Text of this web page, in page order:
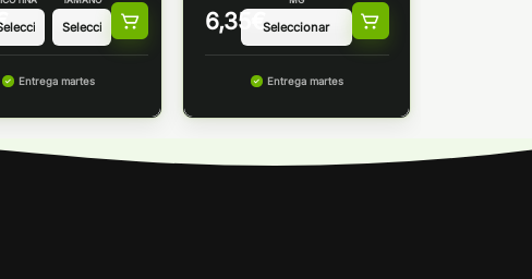
Entrega martes
6,35 €
Entrega martes